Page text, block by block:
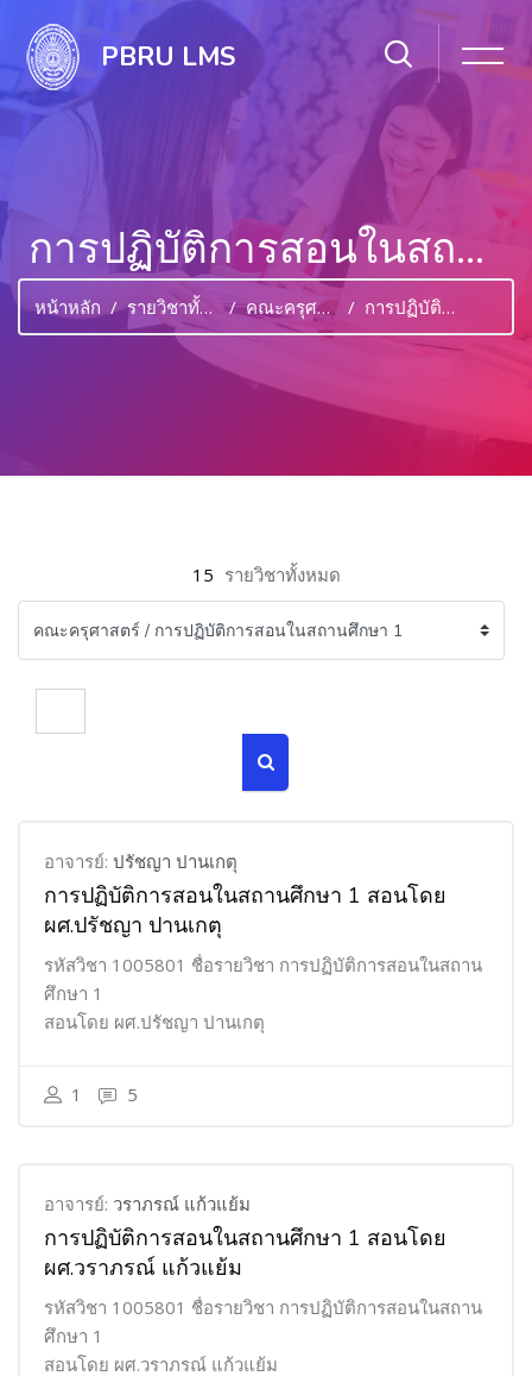
PBRU LMS
การปฏิบัติการสอนในสถานศึกษา 1
หน้าหลัก รายวิชาทั้งหมด คณะครุศาสตร์ การปฏิบัติการสอนในสถานศึกษา 1
15 รายวิชาทั้งหมด
อาจารย์: ปรัชญา ปานเกตุ
การปฏิบัติการสอนในสถานศึกษา 1 สอนโดย
ผศ.ปรัชญา ปานเกตุ
รหัสวิชา 1005801 ชื่อรายวิชา การปฏิบัติการสอนในสถาน
ศึกษา 1
สอนโดย ผศ.ปรัชญา ปานเกตุ
1 5
อาจารย์: วราภรณ์ แก้วแย้ม
การปฏิบัติการสอนในสถานศึกษา 1 สอนโดย
ผศ.วราภรณ์ แก้วแย้ม
รหัสวิชา 1005801 ชื่อรายวิชา การปฏิบัติการสอนในสถาน
ศึกษา 1
สอนโดย ผศ.วราภรณ์ แก้วแย้ม